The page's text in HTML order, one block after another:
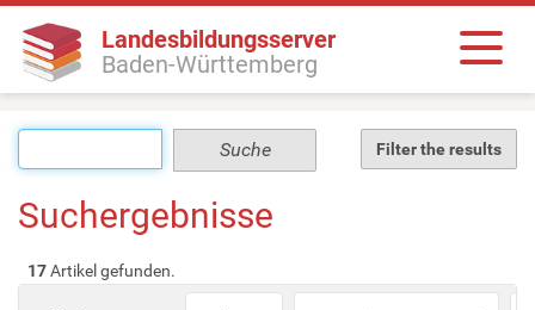
Landesbildungsserver
Baden-Württemberg
Filter the results
Suchergebnisse
17Artikel gefunden.